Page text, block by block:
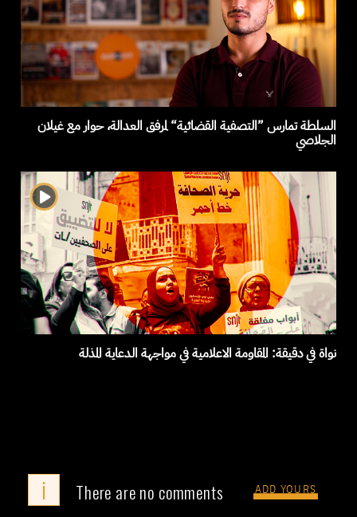
السلطة تمارس ”التصفية القضائية“ لمرفق العدالة، حوار مع غيلان
الجلاصي
نواة في دقيقة: المقاومة الاعلامية في مواجهة الدعاية المذلة
i There are no comments ADD YOURS